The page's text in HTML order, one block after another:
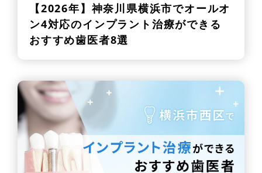
【2026年】 神奈川県横浜市でオールオ
ン4対応のインプラント治療ができる
おすすめ歯医者8選